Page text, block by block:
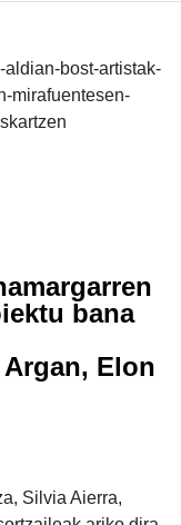
bana
Elon
Silvia Aierra,